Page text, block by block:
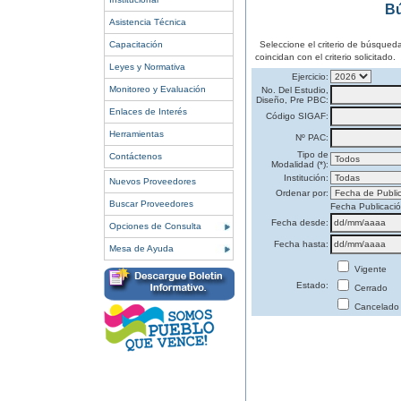
Asistencia Técnica
Capacitación
Leyes y Normativa
Monitoreo y Evaluación
Enlaces de Interés
Herramientas
Contáctenos
Nuevos Proveedores
Buscar Proveedores
Opciones de Consulta
Mesa de Ayuda
Seleccione el criterio de
coincidan con el criterio solicitado.
Ejercicio:
No. Del Estudio,
Diseño, Pre PBC:
Código SIGAF:
Nº PAC:
Tipo de
Modalidad (*):
Institución:
Ordenar por:
Fecha
Fecha desde:
Fecha hasta:
Estado:
Vigente
Cerrado
Cancelado